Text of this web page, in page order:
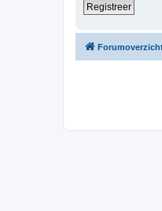
Registreer